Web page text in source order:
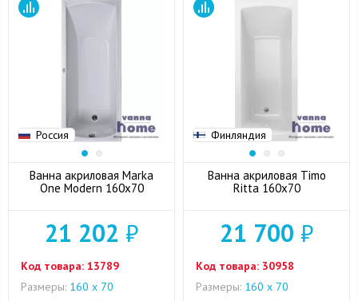
Россия
Ванна акриловая Marka
One Modern 160x70
21 202 ₽
Код товара: 13789
Размеры: 160 х 70
Финляндия
Ванна акриловая Timo
Ritta 160x70
21 700 ₽
Код товара: 30958
Размеры: 160 х 70